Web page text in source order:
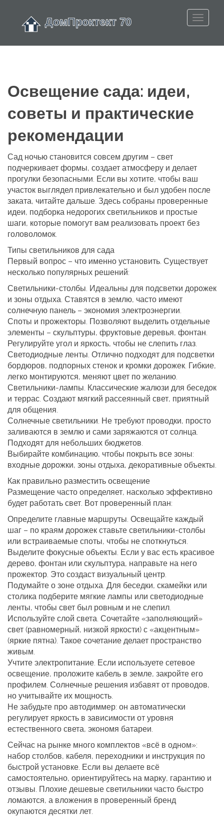
Освещение сада: идеи,
советы и практические
рекомендации
Сад ночью становится совсем другим – свет
подчеркивает формы, создает атмосферу и делает
прогулки безопасными. Если вы хотите, чтобы ваш
участок выглядел привлекательно и был удобен после
заката, читайте дальше. Здесь собраны проверенные
идеи, подборка недорогих светильников и простые
шаги, которые помогут вам реализовать проект без
головоломок.
Типы светильников для сада
Первый вопрос – что именно установить. Существует
несколько популярных решений:
Светильники-столбы. Идеальны для подсветки дорожек
и зоны отдыха. Ставятся в землю, часто имеют
солнечную панель – экономия электроэнергии.
Споты и прожекторы. Позволяют выделить отдельные
элементы – скульптуры, фруктовые деревья, фонтан.
Регулируйте угол и яркость, чтобы не слепить глаз.
Светодиодные ленты. Отлично подходят для подсветки
бордюров, подпорных стенок и кромки дорожек. Гибкие,
легко монтируются, меняют цвет по желанию.
Светильники-лампы. Классические жалюзи для беседок
и террас. Создают мягкий рассеянный свет, приятный
для общения.
Солнечные светильники. Не требуют проводки, просто
заливаются в землю и сами заряжаются от солнца.
Подходят для небольших бюджетов.
Выбирайте комбинацию, чтобы покрыть все зоны:
входные дорожки, зоны отдыха, декоративные объекты.
Как правильно разместить освещение
Размещение часто определяет, насколько эффективно
будет работать свет. Вот проверенный план:
Определите главные маршруты. Освещайте каждый
шаг – по краям дорожек ставьте светильники-столбы
или встраиваемые споты, чтобы не споткнуться.
Выделите фокусные объекты. Если у вас есть красивое
дерево, фонтан или скульптура, направьте на него
прожектор. Это создаст визуальный центр.
Подумайте о зоне отдыха. Для беседки, скамейки или
столика подберите мягкие лампы или светодиодные
ленты, чтобы свет был ровным и не слепил.
Используйте слой света. Сочетайте «заполняющий»
свет (равномерный, низкой яркости) с «акцентным»
(яркие пятна). Такое сочетание делает пространство
живым.
Учтите электропитание. Если используете сетевое
освещение, проложите кабель в земле, закройте его
профилем. Солнечные решения избавят от проводов,
но учитывайте их мощность.
Не забудьте про автодиммер: он автоматически
регулирует яркость в зависимости от уровня
естественного света, экономя батареи.
Сейчас на рынке много комплектов «всё в одном»:
набор столбов, кабеля, переходники и инструкция по
быстрой установке. Если вы делаете всё
самостоятельно, ориентируйтесь на марку, гарантию и
отзывы. Плохие дешевые светильники часто быстро
ломаются, а вложения в проверенный бренд
окупаются десятки лет.